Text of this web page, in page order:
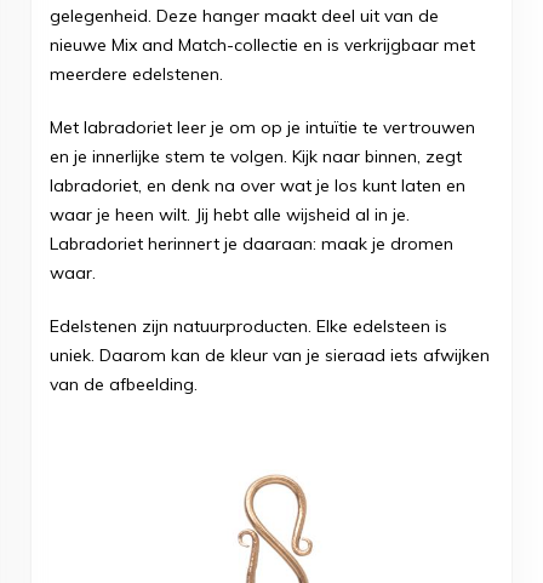
gelegenheid. Deze hanger maakt deel uit van de
nieuwe Mix and Match-collectie en is verkrijgbaar met
meerdere edelstenen.
Met labradoriet leer je om op je intuïtie te vertrouwen
en je innerlijke stem te volgen. Kijk naar binnen, zegt
labradoriet, en denk na over wat je los kunt laten en
waar je heen wilt. Jij hebt alle wijsheid al in je.
Labradoriet herinnert je daaraan: maak je dromen
waar.
Edelstenen zijn natuurproducten. Elke edelsteen is
uniek. Daarom kan de kleur van je sieraad iets afwijken
van de afbeelding.